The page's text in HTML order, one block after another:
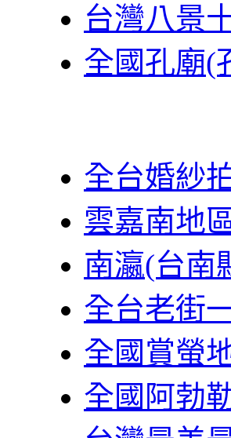
台灣八景
全國孔廟(
全台婚紗
雲嘉南地
南瀛(台南
全台老街
全國賞螢
全國阿勃